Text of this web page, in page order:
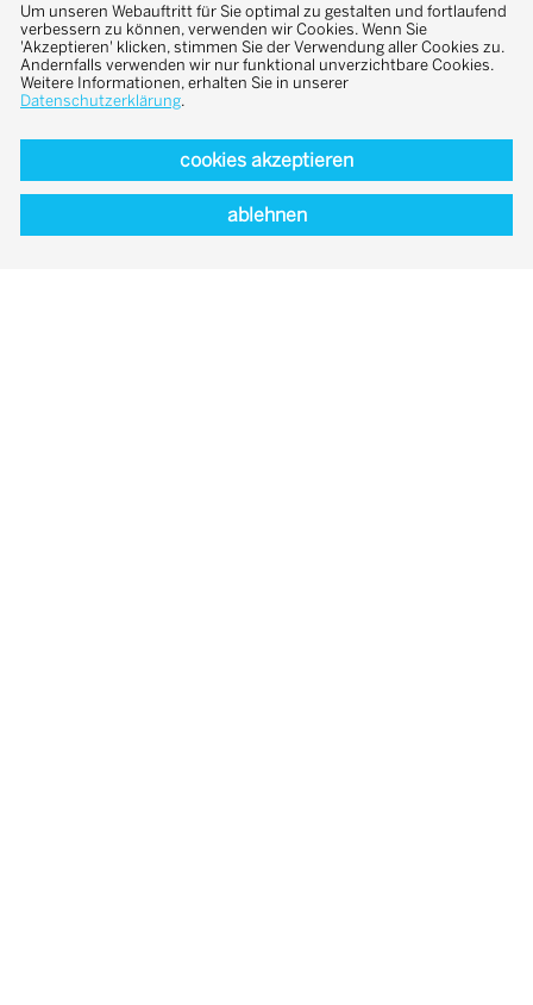
verbinden lassen, werden in die unterschiedlichen
Gebäudevolumen integriert, um den Ansprüchen an
ein Mehrgenerationenhaus gerecht zu werden. Die
besondere Auseinandersetzung mit dauerhaften
(etwa leichten Trennwänden oder den Fassaden)
bot weiteres Potenzial für die Gebäudeentwicklung.
Die Landschaftsgestaltung gliedert sich in private
und öffentliche Gärten, Blumenwiesen, die von der
Um unseren Webauftritt für Sie optimal zu gestalten und fortlaufend
verbessern zu können, verwenden wir Cookies. Wenn Sie
'Akzeptieren' klicken, stimmen Sie der Verwendung aller Cookies zu.
Andernfalls verwenden wir nur funktional unverzichtbare Cookies.
Weitere Informationen, erhalten Sie in unserer
Datenschutzerklärung.
cookies akzeptieren
ablehnen